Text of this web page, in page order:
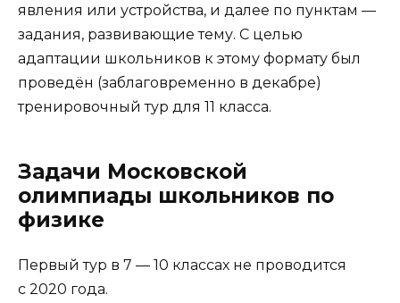
явления или устройства, и далее по пунктам —
задания, развивающие тему. С целью
адаптации школьников к этому формату был
проведён (заблаговременно в декабре)
тренировочный тур для 11 класса.
Задачи Московской
олимпиады школьников по
физике
Первый тур в 7 — 10 классах не проводится
с 2020 года.